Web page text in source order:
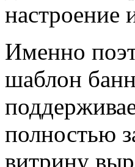
настроение
Именно
шаблон
полностью
витрину